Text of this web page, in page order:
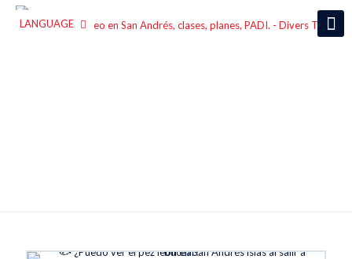
LANGUAGE